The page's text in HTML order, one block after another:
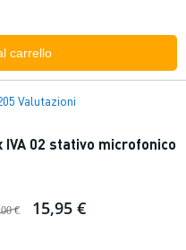
carrello
Valutazioni
IVA 02 stativo microfonico
€ 15,95 €